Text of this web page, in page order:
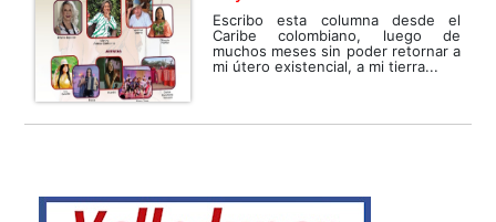
Escribo esta columna desde el
Caribe colombiano, luego de
muchos meses sin poder retornar a
mi útero existencial, a mi tierra...